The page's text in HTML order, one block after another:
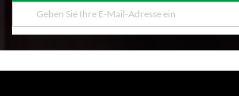
Melden
Sie
unseren